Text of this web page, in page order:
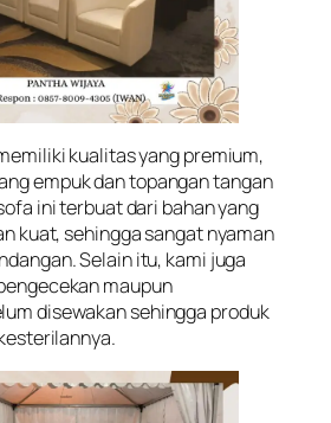
kualitas yang premium,
empuk dan topangan tangan
ini terbuat dari bahan yang
kuat, sehingga sangat nyaman
Selain itu, kami juga
maupun
disewakan sehingga produk